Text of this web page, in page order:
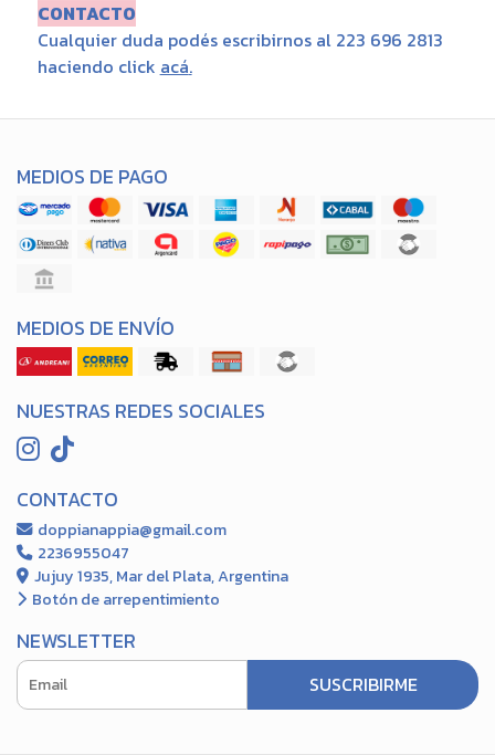
CONTACTO
Cualquier duda podés escribirnos al 223 696 2813
haciendo click acá.
MEDIOS DE PAGO
MEDIOS DE ENVÍO
NUESTRAS REDES SOCIALES
CONTACTO
doppianappia@gmail.com
2236955047
Jujuy 1935, Mar del Plata, Argentina
Botón de arrepentimiento
NEWSLETTER
SUSCRIBIRME